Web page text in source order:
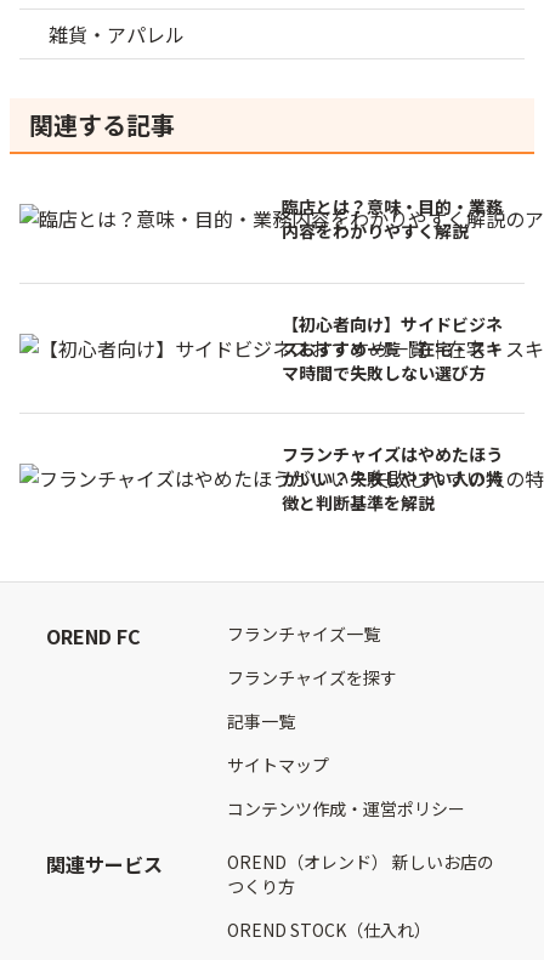
雑貨・アパレル
関連する記事
臨店とは？意味・目的・業務
内容をわかりやすく解説
【初心者向け】サイドビジネ
スおすすめ一覧｜在宅・スキ
マ時間で失敗しない選び方
フランチャイズはやめたほう
がいい？失敗しやすい人の特
徴と判断基準を解説
OREND FC
フランチャイズ一覧
フランチャイズを探す
記事一覧
サイトマップ
コンテンツ作成・運営ポリシー
関連サービス
OREND（オレンド） 新しいお店の
つくり方
OREND STOCK（仕入れ）